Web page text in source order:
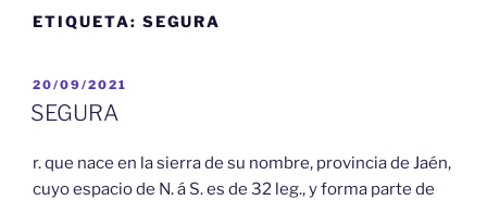
ETIQUETA: SEGURA
PUBLICADO
EL
20/09/2021
SEGURA
r. que nace en la sierra de su nombre, provincia de Jaén,
cuyo espacio de N. á S. es de 32 leg., y forma parte de